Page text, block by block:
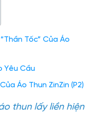
Tốc” Của Áo
Yêu Cầu
Áo Thun ZinZin (P2)
thun lấy liền hiện